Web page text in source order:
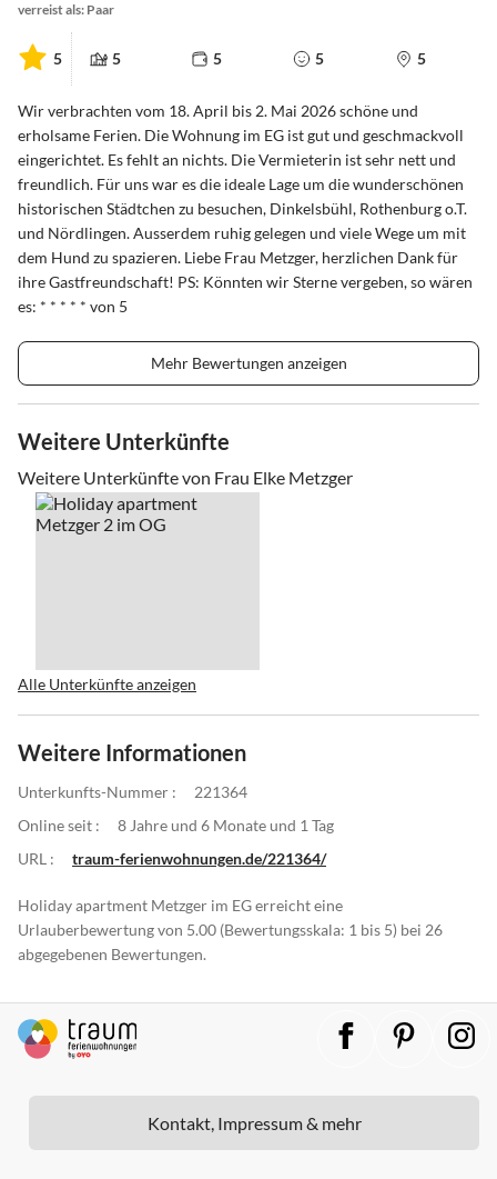
verreist als: Paar
5 5 5 5 5
Wir verbrachten vom 18. April bis 2. Mai 2026 schöne und
erholsame Ferien. Die Wohnung im EG ist gut und geschmackvoll
eingerichtet. Es fehlt an nichts. Die Vermieterin ist sehr nett und
freundlich. Für uns war es die ideale Lage um die wunderschönen
historischen Städtchen zu besuchen, Dinkelsbühl, Rothenburg o.T.
und Nördlingen. Ausserdem ruhig gelegen und viele Wege um mit
dem Hund zu spazieren. Liebe Frau Metzger, herzlichen Dank für
ihre Gastfreundschaft! PS: Könnten wir Sterne vergeben, so wären
es: * * * * * von 5
Mehr Bewertungen anzeigen
Weitere Unterkünfte
Weitere Unterkünfte von Frau Elke Metzger
Alle Unterkünfte anzeigen
Weitere Informationen
Unterkunfts-Nummer :
221364
Online seit :
8 Jahre und 6 Monate und 1 Tag
URL :
traum-ferienwohnungen.de/221364/
Holiday apartment Metzger im EG erreicht eine
Urlauberbewertung von 5.00 (Bewertungsskala: 1 bis 5) bei 26
abgegebenen Bewertungen.
Kontakt, Impressum & mehr